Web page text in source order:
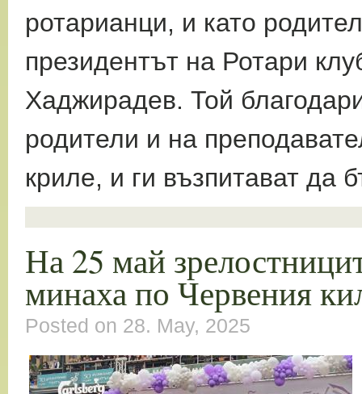
ротарианци, и като
президентът на Ротари
Хаджирадев. Той
родители и на
криле, и ги възпитават да
На 25 май
минаха по Червения
Posted on 28. May, 2025